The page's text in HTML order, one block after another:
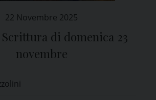
22 Novembre 2025
Scrittura di domenica 23
novembre